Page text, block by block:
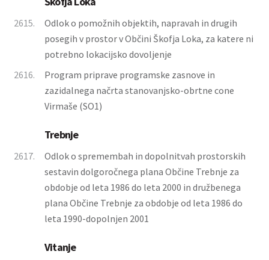
2615.
Odlok o pomožnih objektih, napravah in drugih
posegih v prostor v Občini Škofja Loka, za katere ni
potrebno lokacijsko dovoljenje
2616.
Program priprave programske zasnove in
zazidalnega načrta stanovanjsko-obrtne cone
Virmaše (SO1)
Trebnje
2617.
Odlok o spremembah in dopolnitvah prostorskih
sestavin dolgoročnega plana Občine Trebnje za
obdobje od leta 1986 do leta 2000 in družbenega
plana Občine Trebnje za obdobje od leta 1986 do
leta 1990-dopolnjen 2001
Vitanje